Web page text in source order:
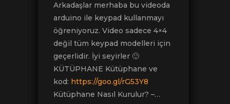
Arkadaşlar merhaba bu videoda
arduino ile keypad kullanmayı
öğreniyoruz. Video sadece 4×4
değil tüm keypad modelleri için
geçerlidir. İyi seyirler 🙂
KÜTÜPHANE Kütüphane ve
kod: https://goo.gl/rG53Y8
Kütüphane Nasıl Kurulur? –…